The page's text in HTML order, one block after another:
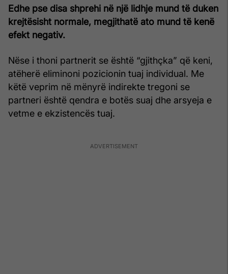
Edhe pse disa shprehi në një lidhje mund të duken
krejtësisht normale, megjithatë ato mund të kenë
efekt negativ.
Nëse i thoni partnerit se është “gjithçka” që keni,
atëherë eliminoni pozicionin tuaj individual. Me
këtë veprim në mënyrë indirekte tregoni se
partneri është qendra e botës suaj dhe arsyeja e
vetme e ekzistencës tuaj.